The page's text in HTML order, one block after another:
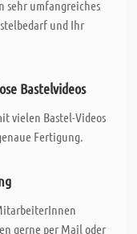
sehr umfangreiches
und Ihr
Bastelvideos
vielen Bastel-Videos
Fertigung.
gerne per Mail oder